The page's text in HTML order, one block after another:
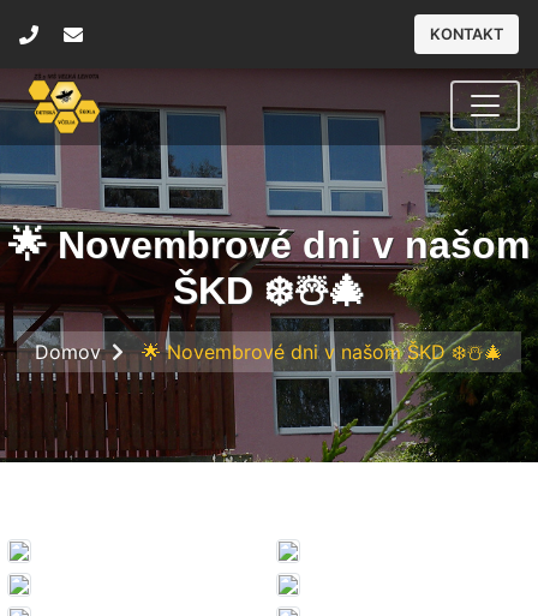
KONTAKT
🌟 Novembrové dni v našom
ŠKD ❄️☃️🎄
Domov 🌟 Novembrové dni v našom ŠKD ❄️☃️🎄